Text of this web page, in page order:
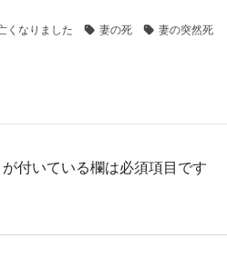
くなりました 妻の死 妻の突然死
が付いている欄は必須項目です